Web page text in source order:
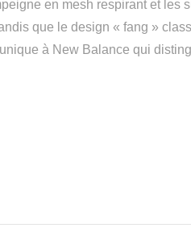
en mesh respirant et les
que le design « fang »
à New Balance qui